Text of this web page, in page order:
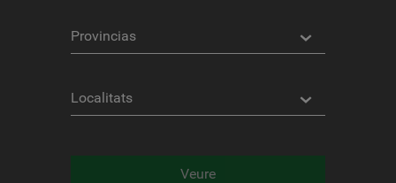
Localitats
Veure